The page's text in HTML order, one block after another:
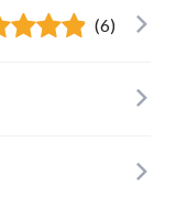
(6)